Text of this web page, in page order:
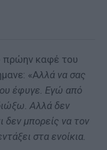
πρώην καφέ του
«Αλλά να σας
έφυγε. Εγώ από
Αλλά δεν
δεν μπορείς να τον
στα ενοίκια.